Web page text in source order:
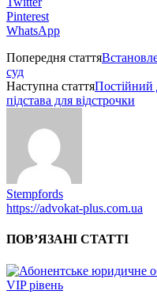
Pinterest
WhatsApp
Попередня стаття
суд
Наступна статтяПостійний
підстава для відстрочки
Stempfords
https://advokat-plus.com.ua
ПОВ’ЯЗАНІ СТАТТІ